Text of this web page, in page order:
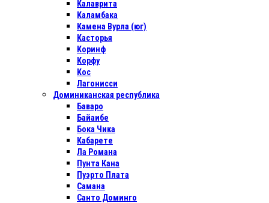
Калаврита
Каламбака
Камена Вурла (юг)
Касторья
Коринф
Корфу
Кос
Лагонисси
Доминиканская республика
Баваро
Байаибе
Бока Чика
Кабарете
Ла Романа
Пунта Кана
Пуэрто Плата
Самана
Санто Доминго